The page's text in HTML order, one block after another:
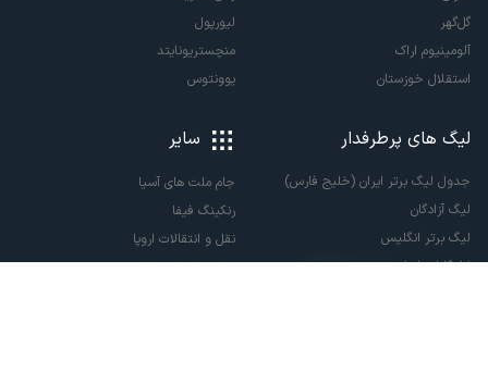
گل‌گهر
آلومینیوم اراک
استقلال خوزستان
لیورپول
منچستریونایتد
یوونتوس
لیگ های پرطرفدار
جدول لیگ برتر ایران (خلیج فارس)
لیگ آزادگان
لیگ برتر انگلیس
لالیگا اسپانیا
سایر
جام ملت های آسیا
رنکینگ فیفا
نقل و انتقالات اروپا
نقل و انتقالات ایران